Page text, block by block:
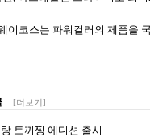
이코스는 파워컬러의 제품을
[더보기]
토끼찡 에디션 출시